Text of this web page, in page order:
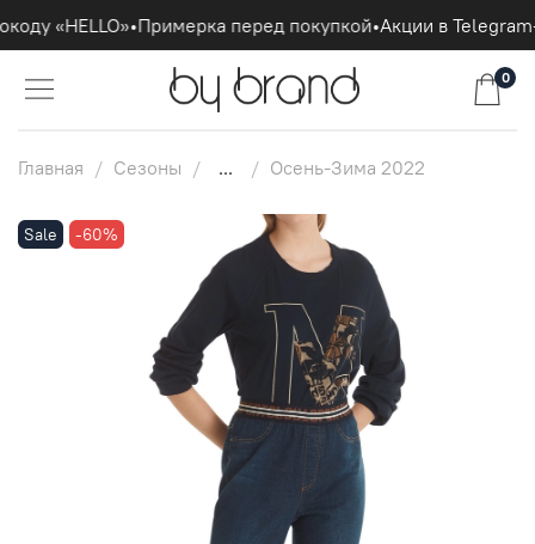
«HELLO»•Примерка перед покупкой•Акции в
0
Главная Сезоны ... Осень-Зима 2022
Sale -60%